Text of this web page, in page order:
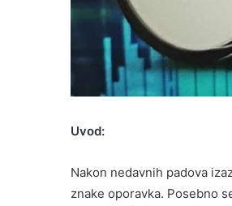
Uvod:
Nakon nedavnih padova
znake oporavka. Posebno